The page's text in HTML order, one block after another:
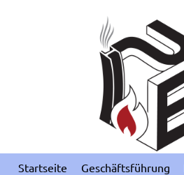
Startseite Geschäftsführung